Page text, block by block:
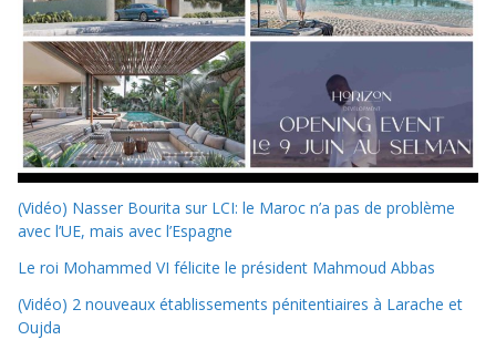
(Vidéo) Nasser Bourita sur LCI: le Maroc n’a pas de problème
avec l’UE, mais avec l’Espagne
Le roi Mohammed VI félicite le président Mahmoud Abbas
(Vidéo) 2 nouveaux établissements pénitentiaires à Larache et
Oujda